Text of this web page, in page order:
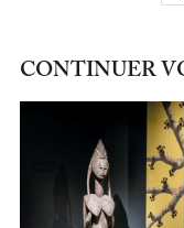
CONTINUER